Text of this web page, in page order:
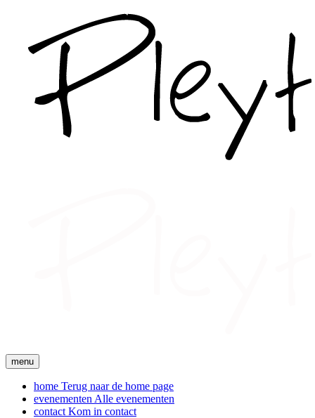
menu
home Terug naar de home page
evenementen Alle evenementen
contact Kom in contact